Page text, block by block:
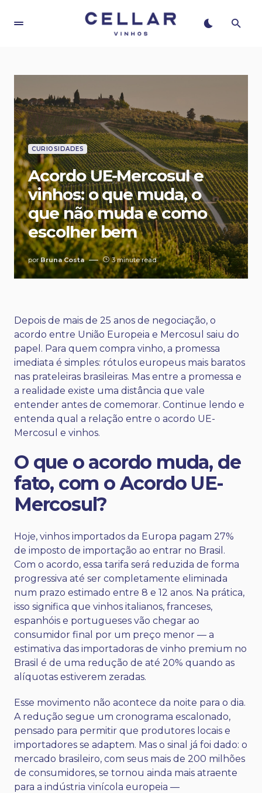
CURIOSIDADES
Acordo UE-Mercosul e
vinhos: o que muda, o
que não muda e como
escolher bem
por Bruna Costa 3 minute read
Depois de mais de 25 anos de negociação, o
acordo entre União Europeia e Mercosul saiu do
papel. Para quem compra vinho, a promessa
imediata é simples: rótulos europeus mais baratos
nas prateleiras brasileiras. Mas entre a promessa e
a realidade existe uma distância que vale
entender antes de comemorar. Continue lendo e
entenda qual a relação entre o acordo UE-
Mercosul e vinhos.
O que o acordo muda, de
fato, com o Acordo UE-
Mercosul?
Hoje, vinhos importados da Europa pagam 27%
de imposto de importação ao entrar no Brasil.
Com o acordo, essa tarifa será reduzida de forma
progressiva até ser completamente eliminada
num prazo estimado entre 8 e 12 anos. Na prática,
isso significa que vinhos italianos, franceses,
espanhóis e portugueses vão chegar ao
consumidor final por um preço menor — a
estimativa das importadoras de vinho premium no
Brasil é de uma redução de até 20% quando as
alíquotas estiverem zeradas.
Esse movimento não acontece da noite para o dia.
A redução segue um cronograma escalonado,
pensado para permitir que produtores locais e
importadores se adaptem. Mas o sinal já foi dado: o
mercado brasileiro, com seus mais de 200 milhões
de consumidores, se tornou ainda mais atraente
para a indústria vinícola europeia —